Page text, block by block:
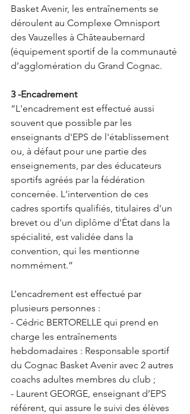
Basket Avenir, les entraînements se
déroulent au Complexe Omnisport
des Vauzelles à Châteaubernard
(équipement sportif de la communauté
d’agglomération du Grand Cognac.
3 -Encadrement
“L'encadrement est effectué aussi
souvent que possible par les
enseignants d'EPS de l'établissement
ou, à défaut pour une partie des
enseignements, par des éducateurs
sportifs agréés par la fédération
concernée. L'intervention de ces
cadres sportifs qualifiés, titulaires d'un
brevet ou d'un diplôme d'État dans la
spécialité, est validée dans la
convention, qui les mentionne
nommément.”
L’encadrement est effectué par
plusieurs personnes :
- Cédric BERTORELLE qui prend en
charge les entraînements
hebdomadaires : Responsable sportif
du Cognac Basket Avenir avec 2 autres
coachs adultes membres du club ;
- Laurent GEORGE, enseignant d’EPS
référent, qui assure le suivi des élèves